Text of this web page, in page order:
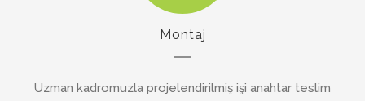
Montaj
Uzman kadromuzla projelendirilmiş işi anahtar teslim